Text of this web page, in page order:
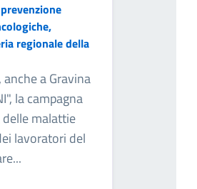
regionale della
a Gravina
la campagna
malattie
lavoratori del